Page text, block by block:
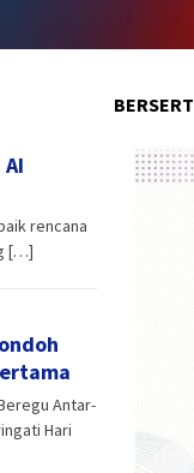
rencana
[…]
Antar-
Hari